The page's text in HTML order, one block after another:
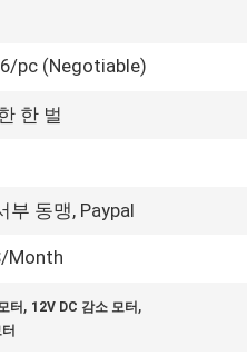
pc (Negotiable)
한 벌
부 동맹, Paypal
Month
터 , 12V DC 감소 모터 ,